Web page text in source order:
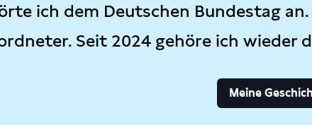
ich dem Deutschen Bundestag
Seit 2024 gehöre ich wieder
Meine